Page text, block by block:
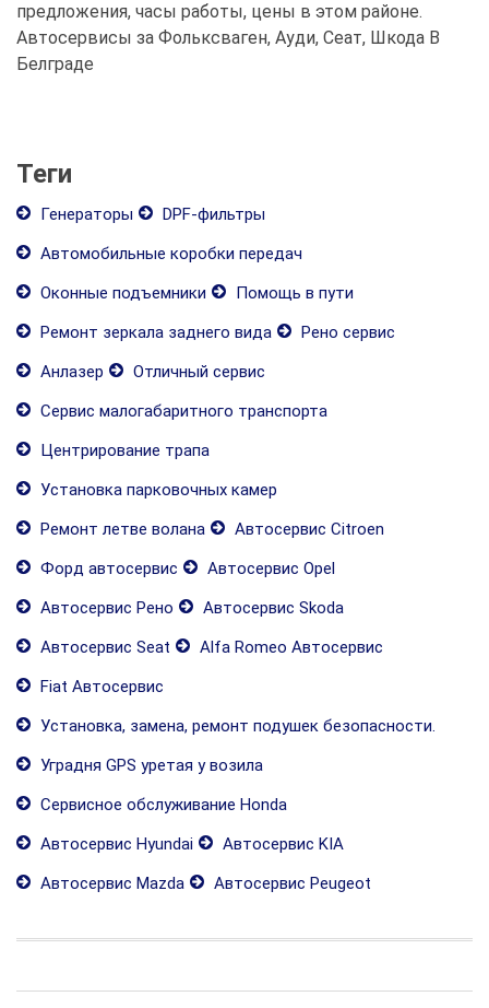
предложения, часы работы, цены в этом районе.
Автосервисы за Фольксваген, Ауди, Сеат, Шкода В
Белграде
Теги
Генераторы
DPF-фильтры
Автомобильные коробки передач
Оконные подъемники
Помощь в пути
Ремонт зеркала заднего вида
Рено сервис
Анлазер
Отличный сервис
Сервис малогабаритного транспорта
Центрирование трапа
Установка парковочных камер
Ремонт летве волана
Автосервис Citroen
Форд автосервис
Автосервис Opel
Автосервис Рено
Автосервис Skoda
Автосервис Seat
Alfa Romeo Автосервис
Fiat Автосервис
Установка, замена, ремонт подушек безопасности.
Уградня GPS уретая у возила
Сервисное обслуживание Honda
Автосервис Hyundai
Автосервис KIA
Автосервис Mazda
Автосервис Peugeot